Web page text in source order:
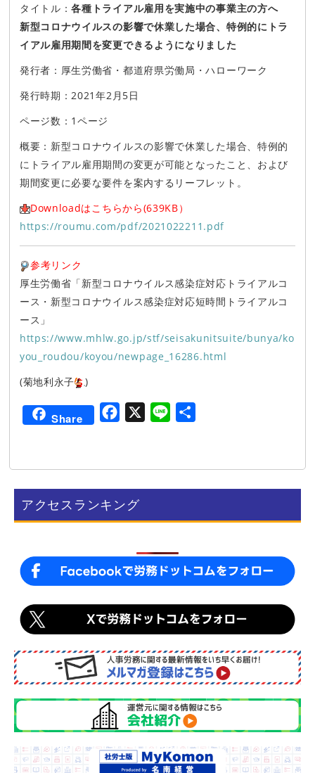
タイトル：各種トライアル雇用を実施中の事業主の方へ
新型コロナウイルスの影響で休業した場合、特例的にトラ
イアル雇用期間を変更できるようになりました
発行者：厚生労働省・都道府県労働局・ハローワーク
発行時期：2021年2月5日
ページ数：1ページ
概要：新型コロナウイルスの影響で休業した場合、特例的
にトライアル雇用期間の変更が可能となったこと、および
期間変更に必要な要件を案内するリーフレット。
Downloadはこちらから(639KB）
https://roumu.com/pdf/2021022211.pdf
参考リンク
厚生労働省「新型コロナウイルス感染症対応トライアルコ
ース・新型コロナウイルス感染症対応短時間トライアルコ
ース」
https://www.mhlw.go.jp/stf/seisakunitsuite/bunya/ko
you_roudou/koyou/newpage_16286.html
(菊地利永子
)
Share
e
b
o
e
アクセスランキング